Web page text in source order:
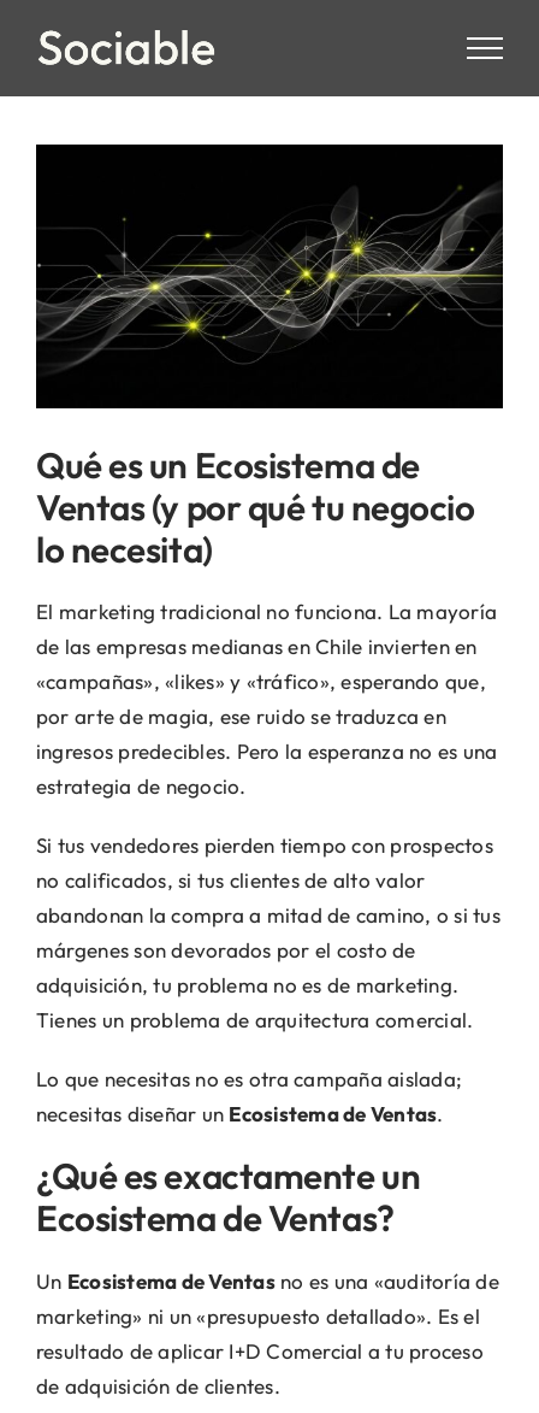
Qué es un Ecosistema de
Ventas (y por qué tu negocio
lo necesita)
El marketing tradicional no funciona. La mayoría
de las empresas medianas en Chile invierten en
«campañas», «likes» y «tráfico», esperando que,
por arte de magia, ese ruido se traduzca en
ingresos predecibles. Pero la esperanza no es una
estrategia de negocio.
Si tus vendedores pierden tiempo con prospectos
no calificados, si tus clientes de alto valor
abandonan la compra a mitad de camino, o si tus
márgenes son devorados por el costo de
adquisición, tu problema no es de marketing.
Tienes un problema de arquitectura comercial.
Lo que necesitas no es otra campaña aislada;
necesitas diseñar un Ecosistema de Ventas.
¿Qué es exactamente un
Ecosistema de Ventas?
Un Ecosistema de Ventasno es una «auditoría de
marketing» ni un «presupuesto detallado». Es el
resultado de aplicar I+D Comercial a tu proceso
de adquisición de clientes.